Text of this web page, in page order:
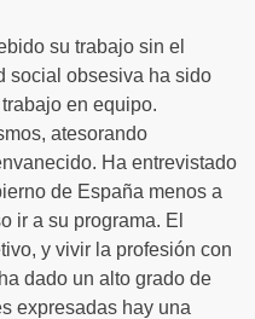
su trabajo sin el
social obsesiva ha sido
en equipo.
atesorando
Ha entrevistado
de España menos a
ir a su programa. El
y vivir la profesión con
dado un alto grado de
expresadas hay una